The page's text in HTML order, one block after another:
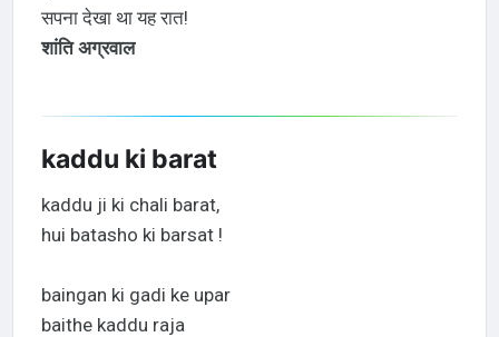
सपना देखा था यह रात!
शांति अग्रवाल
kaddu ki barat
kaddu ji ki chali barat,
hui batasho ki barsat !
baingan ki gadi ke upar
baithe kaddu raja